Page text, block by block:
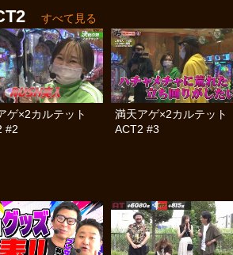
すべて見る
ゲ×2カルテット
#2
満天アゲ×2カルテット
ACT2 #3